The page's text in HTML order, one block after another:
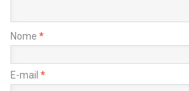
Nome *
E-mail *